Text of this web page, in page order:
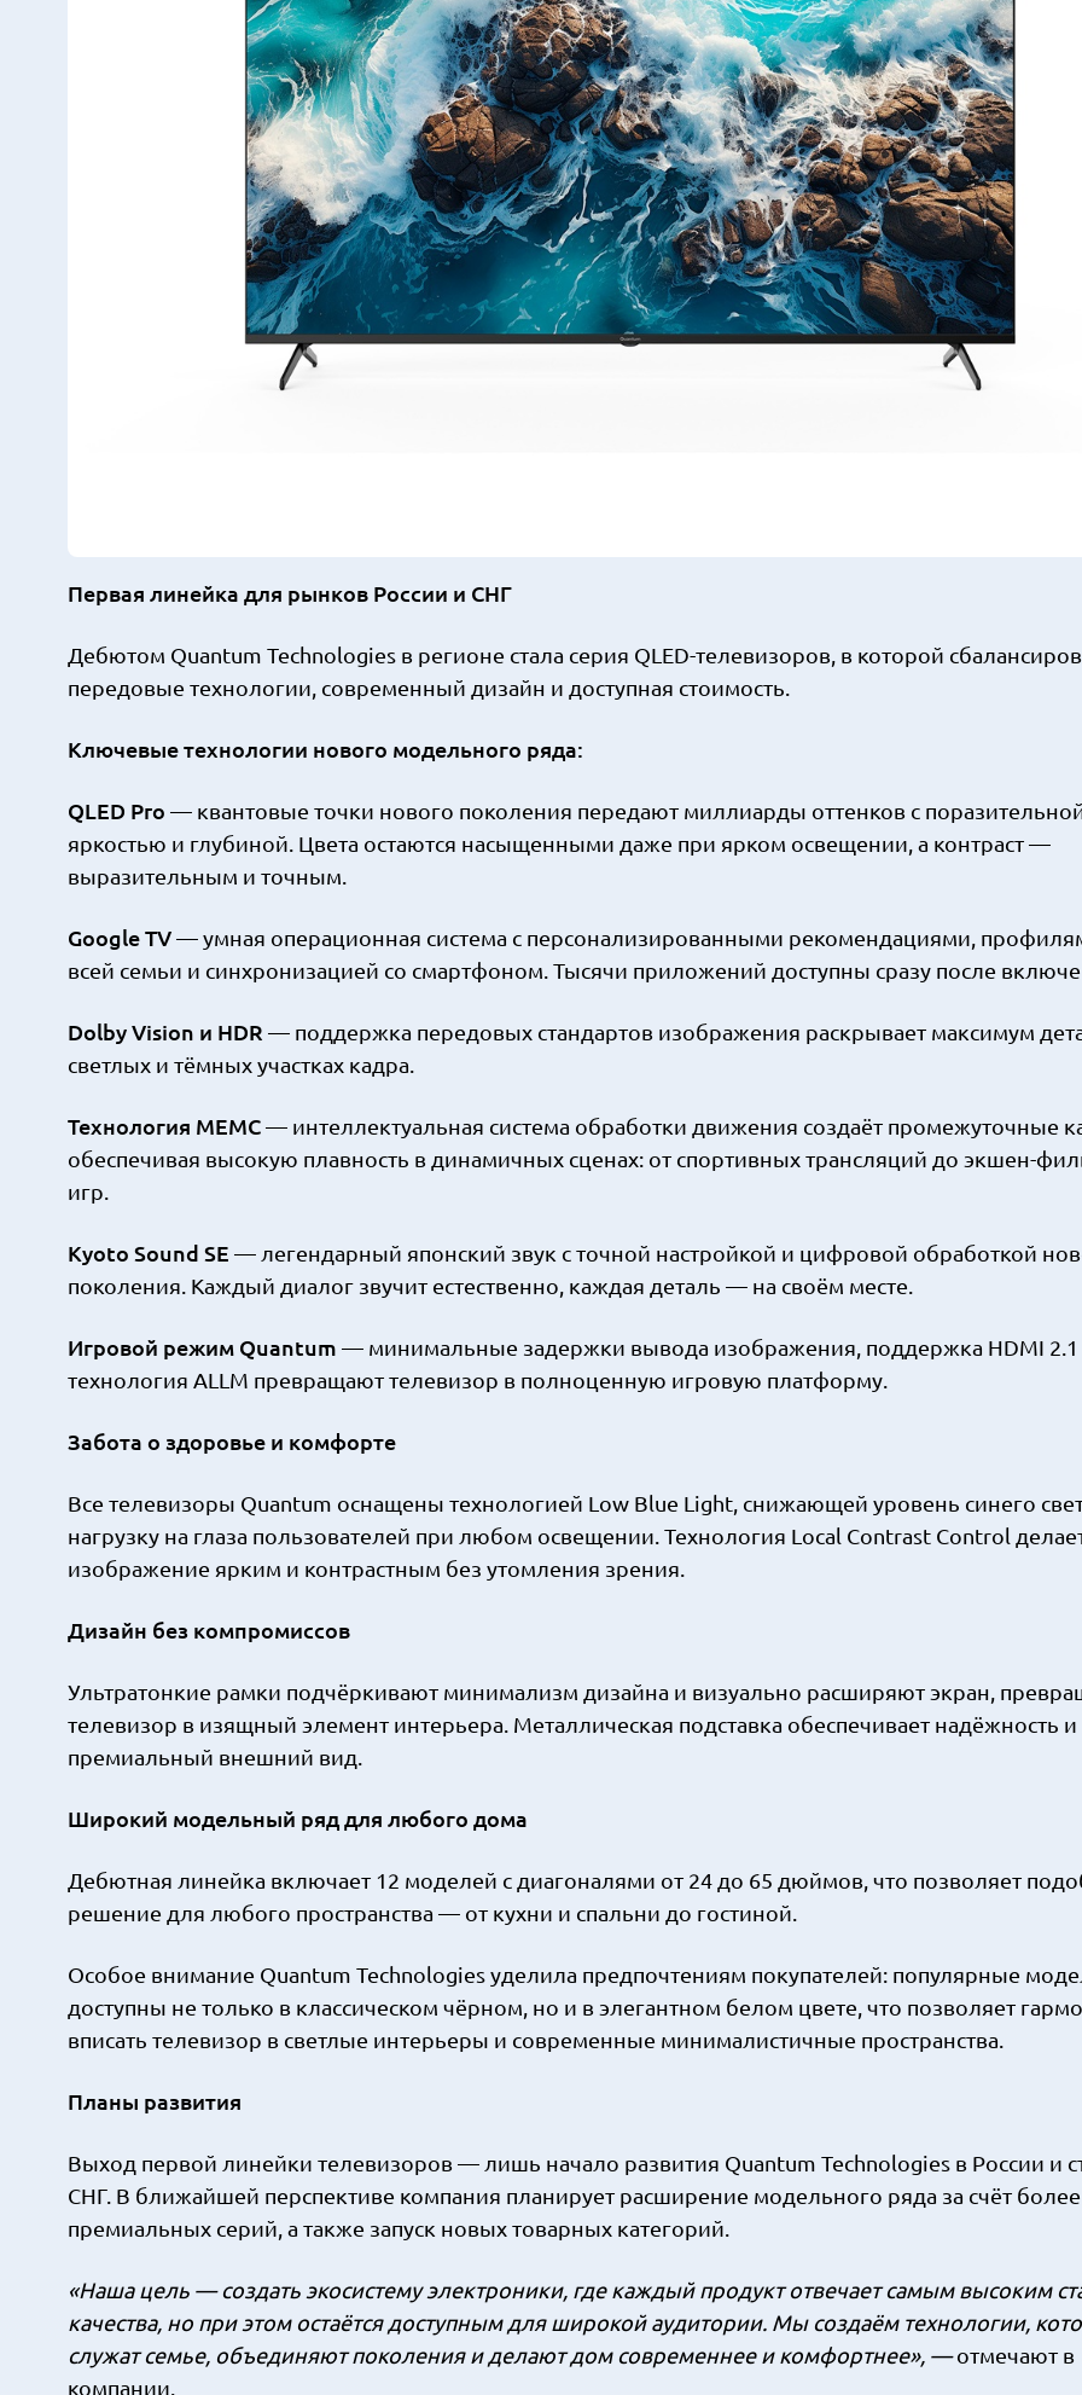
Первая линейка для рынков России и СНГ
Дебютом Quantum Technologies в регионе стала серия QLED-телевизоров, в которой
передовые технологии, современный дизайн и доступная стоимость.
Ключевые технологии нового модельного ряда:
QLED Pro — квантовые точки нового поколения передают миллиарды оттенков с
яркостью и глубиной. Цвета остаются насыщенными даже при ярком освещении, а контраст —
выразительным и точным.
Google TV— умная операционная система с персонализированными рекомендациями,
всей семьи и синхронизацией со смартфоном. Тысячи приложений доступны сразу после
Dolby Vision и HDR — поддержка передовых стандартов изображения раскрывает максимум
светлых и тёмных участках кадра.
Технология MEMC— интеллектуальная система обработки движения создаёт промежуточные
обеспечивая высокую плавность в динамичных сценах: от спортивных трансляций до экшен-
игр.
Kyoto Sound SE — легендарный японский звук с точной настройкой и цифровой обработкой
поколения. Каждый диалог звучит естественно, каждая деталь — на своём месте.
Игровой режим Quantum — минимальные задержки вывода изображения, поддержка HDMI 2.1
технология ALLM превращают телевизор в полноценную игровую платформу.
Забота о здоровье и комфорте
Все телевизоры Quantum оснащены технологией Low Blue Light, снижающей уровень синего
нагрузку на глаза пользователей при любом освещении. Технология Local Contrast Control
изображение ярким и контрастным без утомления зрения.
Дизайн без компромиссов
Ультратонкие рамки подчёркивают минимализм дизайна и визуально расширяют экран,
телевизор в изящный элемент интерьера. Металлическая подставка обеспечивает надёжность и
премиальный внешний вид.
Широкий модельный ряд для любого дома
Дебютная линейка включает 12 моделей с диагоналями от 24 до 65 дюймов, что позволяет
решение для любого пространства — от кухни и спальни до гостиной.
Особое внимание Quantum Technologies уделила предпочтениям покупателей: популярные
доступны не только в классическом чёрном, но и в элегантном белом цвете, что позволяет
вписать телевизор в светлые интерьеры и современные минималистичные пространства.
Планы развития
Выход первой линейки телевизоров — лишь начало развития Quantum Technologies в России и
СНГ. В ближайшей перспективе компания планирует расширение модельного ряда за счёт более
премиальных серий, а также запуск новых товарных категорий.
«Наша цель — создать экосистему электроники, где каждый продукт отвечает самым высоким
качества, но при этом остаётся доступным для широкой аудитории. Мы создаём технологии,
служат семье, объединяют поколения и делают дом современнее и комфортнее», —отмечают в
компании.